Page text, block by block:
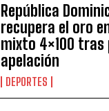
República
recupera el oro
mixto 4×100 tras
apelación
DEPORTES